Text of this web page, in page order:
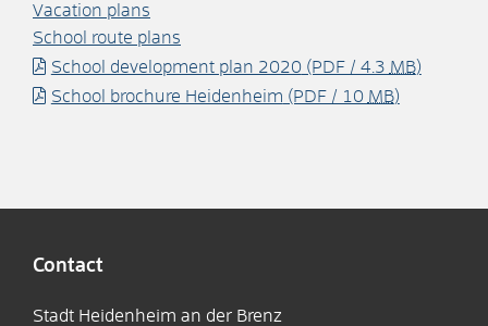
Vacation plans
School route plans
School development plan 2020(PDF / 4.3 MB)
School brochure Heidenheim (PDF / 10 MB)
Contact
Stadt Heidenheim an der Brenz